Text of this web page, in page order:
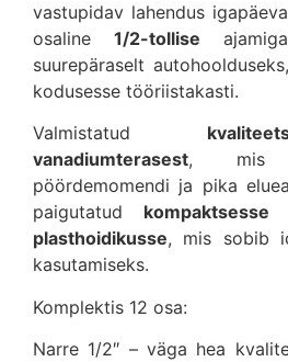
vastupidav lahendus
osaline 1/2-tollise
suurepäraselt
kodusesse tööriistakasti.
Valmistatud
vanadiumterasest, mis
pöördemomendi ja pika
paigutatud kompaktsesse
plasthoidikusse, mis sobib
kasutamiseks.
Komplektis 12 osa:
Narre 1/2″ – väga hea